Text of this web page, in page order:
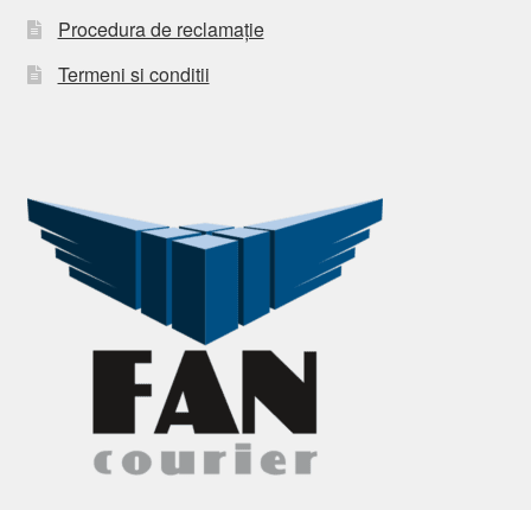
Procedura de reclamație
Termeni si conditii